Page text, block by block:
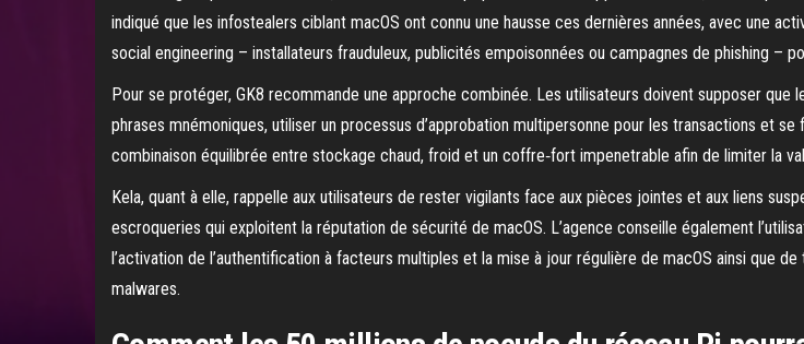
indiqué que les infostealers ciblant macOS ont connu une hausse ces dernières années, avec une
social engineering – installateurs frauduleux, publicités empoisonnées ou campagnes de phishing –
Pour se protéger, GK8 recommande une approche combinée. Les utilisateurs doivent supposer
phrases mnémoniques, utiliser un processus d’approbation multipersonne pour les transactions et
combinaison équilibrée entre stockage chaud, froid et un coffre‑fort impenetrable afin de limiter la
Kela, quant à elle, rappelle aux utilisateurs de rester vigilants face aux pièces jointes et aux liens
escroqueries qui exploitent la réputation de sécurité de macOS. L’agence conseille également
l’activation de l’authentification à facteurs multiples et la mise à jour régulière de macOS ainsi que
malwares.